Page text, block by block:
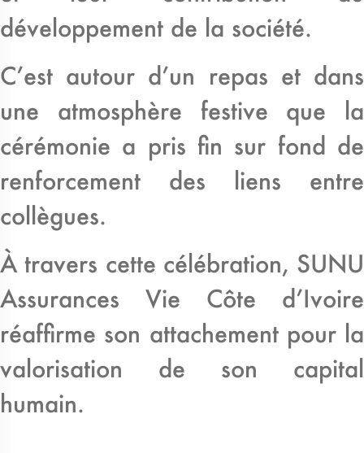
développement de la société.
C’est autour d’un repas et dans
une atmosphère festive que la
cérémonie a pris fin sur fond de
renforcement des liens entre
collègues.
À travers cette célébration, SUNU
Assurances Vie Côte d’Ivoire
réaffirme son attachement pour la
valorisation de son capital
humain.